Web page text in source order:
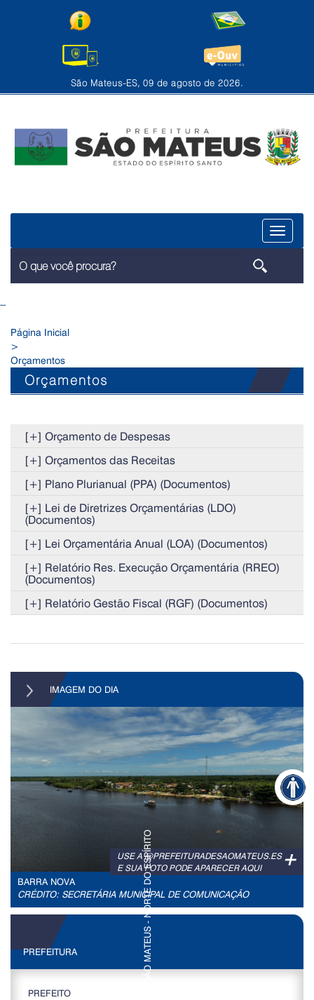
São Mateus-ES, 09 de agosto de 2026.
Menu
--
Página Inicial
>
Orçamentos
Orçamentos
[+] Orçamento de Despesas
[+] Orçamentos das Receitas
[+] Plano Plurianual (PPA) (Documentos)
[+] Lei de Diretrizes Orçamentárias (LDO)
(Documentos)
[+] Lei Orçamentária Anual (LOA) (Documentos)
[+] Relatório Res. Execução Orçamentária (RREO)
(Documentos)
[+] Relatório Gestão Fiscal (RGF) (Documentos)
IMAGEM DO DIA
+
USE A @PREFEITURADESAOMATEUS.ES
E SUA FOTO PODE APARECER AQUI
BARRA NOVA
CRÉDITO: SECRETÁRIA MUNICIPAL DE COMUNICAÇÃO
PREFEITURA
PREFEITO